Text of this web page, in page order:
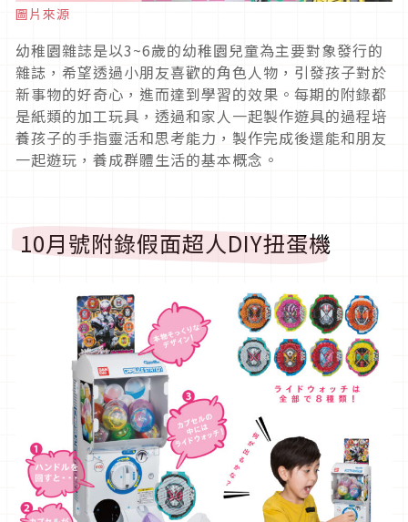
圖片來源
幼稚園雜誌是以3~6歲的幼稚園兒童為主要對象發行的
雜誌，希望透過小朋友喜歡的角色人物，引發孩子對於
新事物的好奇心，進而達到學習的效果。每期的附錄都
是紙類的加工玩具，透過和家人一起製作遊具的過程培
養孩子的手指靈活和思考能力，製作完成後還能和朋友
一起遊玩，養成群體生活的基本概念。
10月號附錄假面超人DIY扭蛋機